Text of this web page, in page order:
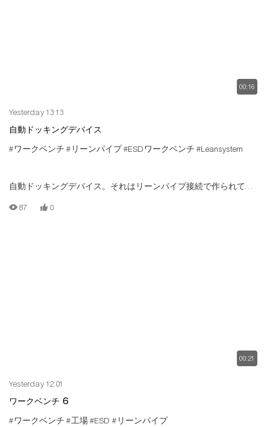
00:16
Yesterday 13:13
自動ドッキングデバイス
#ワークベンチ #リーンパイプ#ESDワークベンチ #Leansystem
自動ドッキングデバイス。それはリーンパイプ接続で作られてい
ます、サポートのカスタマイズ
87 0
00:21
Yesterday 12:01
ワークベンチ 6
#ワークベンチ #工場#ESD #リーンパイプ